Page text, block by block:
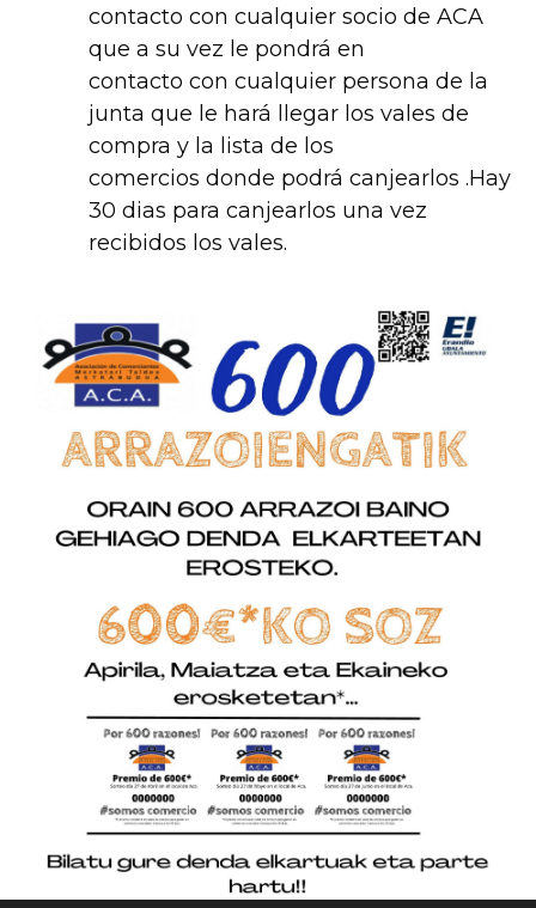
contacto con cualquier socio de ACA
que a su vez le pondrá en
contacto con cualquier persona de la
junta que le hará llegar los vales de
compra y la lista de los
comercios donde podrá canjearlos .Hay
30 dias para canjearlos una vez
recibidos los vales.